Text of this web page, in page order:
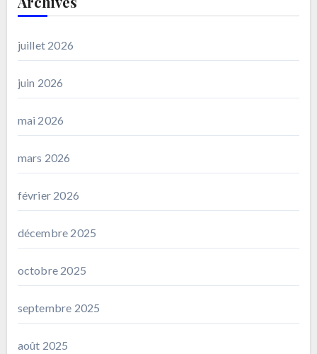
juillet 2026
juin 2026
mai 2026
mars 2026
février 2026
décembre 2025
octobre 2025
septembre 2025
août 2025